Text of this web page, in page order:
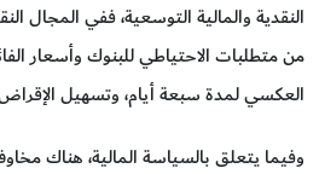
النقدية والمالية التوسعية، ففي
من متطلبات الاحتياطي للبنوك وأسعار
العكسي لمدة سبعة أيام، وتسهيل
وفيما يتعلق بالسياسة المالية، هناك